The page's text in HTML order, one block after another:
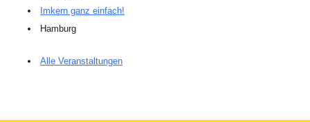
Imkern ganz einfach!
Hamburg
Alle Veranstaltungen